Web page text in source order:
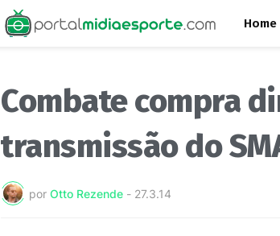
Home
Combate compra
transmissão do
por Otto Rezende - 27.3.14